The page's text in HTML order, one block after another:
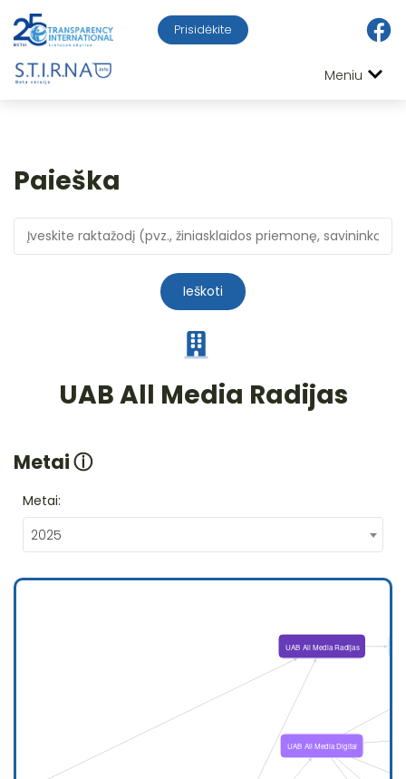
Prisidėkite
Meniu
Paieška
Ieškoti
UAB All Media Radijas
Metaiⓘ
Metai:
2025